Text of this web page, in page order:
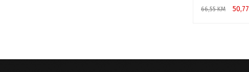
ZED Electronics
66,55KM 50,77